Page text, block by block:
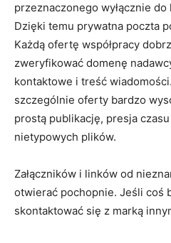
przeznaczonego wyłącznie
Dzięki temu prywatna poczta
Każdą ofertę współpracy
zweryfikować domenę
kontaktowe i treść
szczególnie oferty bardzo
prostą publikację, presja
nietypowych plików.
Załączników i linków od
otwierać pochopnie. Jeśli coś
skontaktować się z marką